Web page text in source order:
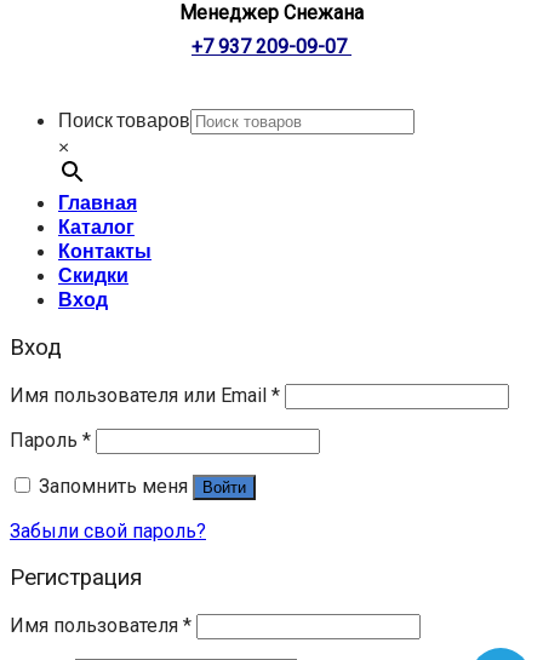
Менеджер Снежана
+7 937 209-09-07
Поиск товаров
×
Главная
Каталог
Контакты
Скидки
Вход
Вход
Имя пользователя или Email *
Пароль *
Запомнить меня
Войти
Забыли свой пароль?
Регистрация
Имя пользователя *